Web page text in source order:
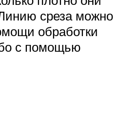
среза можно
обработки
с помощью